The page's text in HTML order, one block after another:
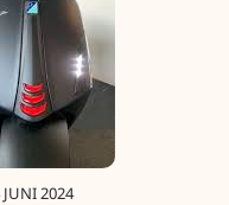
JUNI 2024